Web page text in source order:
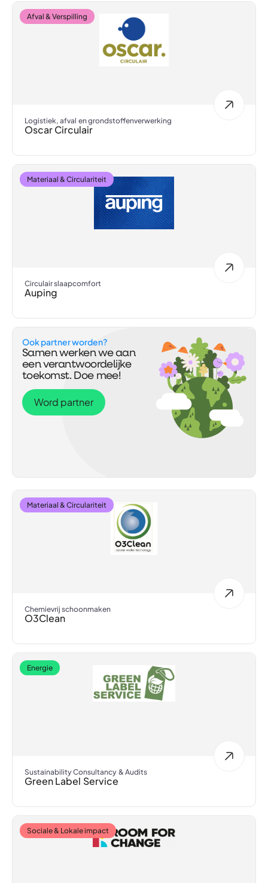
Afval & Verspilling
Logistiek, afval en grondstoffenverwerking
Oscar Circulair
Materiaal & Circulariteit
Circulair slaapcomfort
Auping
Ook partner worden?
Samen werken we aan
een verantwoordelijke
toekomst. Doe mee!
Word partner
Materiaal & Circulariteit
Chemievrij schoonmaken
O3Clean
Energie
Sustainability Consultancy & Audits
Green Label Service
Sociale & Lokale impact